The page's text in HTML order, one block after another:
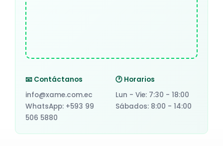
📧 Contáctanos
info@xame.com.ec
WhatsApp: +593 99
506 5880
🕐 Horarios
Lun - Vie: 7:30 - 18:00
Sábados: 8:00 - 14:00